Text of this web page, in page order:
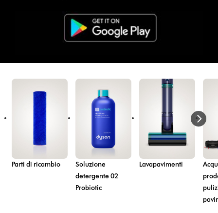
Parti di ricambio
Soluzione
detergente 02
Probiotic
Lavapavimenti